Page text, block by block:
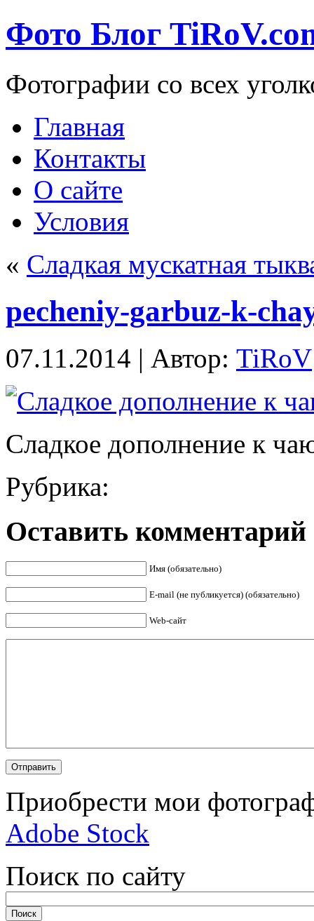
Фото Блог
Фотографии со всех
Главная
Контакты
О сайте
Условия
« Сладкая мускатная
pecheniy-garbuz-k-
07.11.2014 | Автор: TiRoV
Сладкое дополнение к
Рубрика:
Оставить комментарий
Имя (обязательно)
E-mail (не публикуется) (обязательно)
Web-сайт
Приобрести мои
Adobe Stock
Поиск по сайту